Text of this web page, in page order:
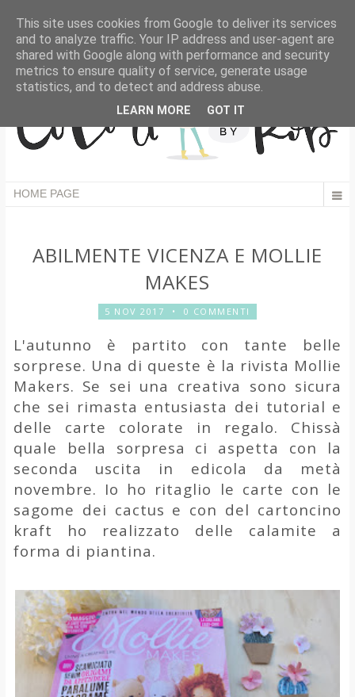
ABILMENTE VICENZA E MOLLIE
MAKES
5 NOV 2017 • 0 COMMENTI
L'autunno è partito con tante belle
sorprese. Una di queste è la rivista Mollie
Makers. Se sei una creativa sono sicura
che sei rimasta entusiasta dei tutorial e
delle carte colorate in regalo. Chissà
quale bella sorpresa ci aspetta con la
seconda uscita in edicola da metà
novembre. Io ho ritaglio le carte con le
sagome dei cactus e con del cartoncino
kraft ho realizzato delle calamite a
forma di piantina.
This site uses cookies from Google to deliver its services
and to analyze traffic. Your IP address and user-agent are
shared with Google along with performance and security
metrics to ensure quality of service, generate usage
statistics, and to detect and address abuse.
LEARN MORE GOT IT